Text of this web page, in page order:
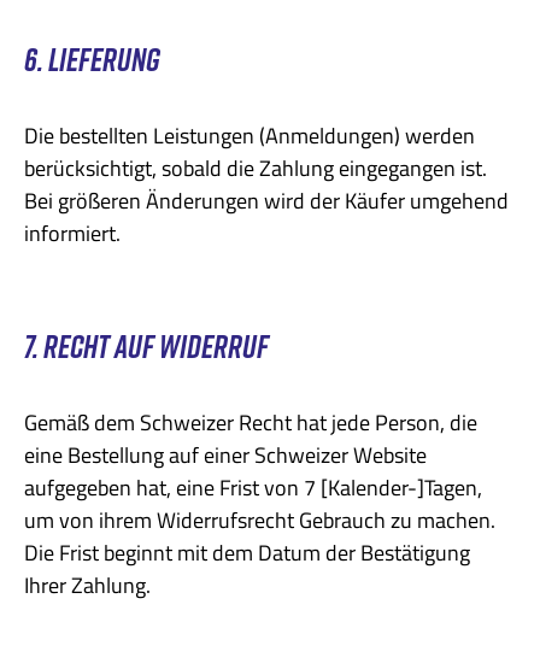
6. LIEFERUNG
Die bestellten Leistungen (Anmeldungen) werden
berücksichtigt, sobald die Zahlung eingegangen ist.
Bei größeren Änderungen wird der Käufer umgehend
informiert.
7. RECHT AUF WIDERRUF
Gemäß dem Schweizer Recht hat jede Person, die
eine Bestellung auf einer Schweizer Website
aufgegeben hat, eine Frist von 7 [Kalender-]Tagen,
um von ihrem Widerrufsrecht Gebrauch zu machen.
Die Frist beginnt mit dem Datum der Bestätigung
Ihrer Zahlung.